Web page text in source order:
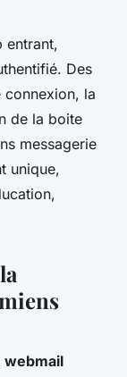
entrant,
Des
la
de la boite
messagerie
unique,
webmail